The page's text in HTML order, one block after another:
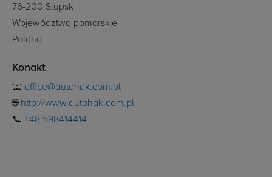
76-200 Slupsk
Województwo pomorskie
Poland
Konakt
📧 office@autohak.com.pl
🌐 http://www.autohak.com.pl
📞 +48 598414414